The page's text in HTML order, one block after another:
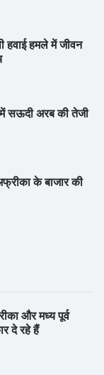
हवाई हमले में जीवन
में सऊदी अरब की तेजी
के बाजार की
और मध्य पूर्व
दे रहे हैं